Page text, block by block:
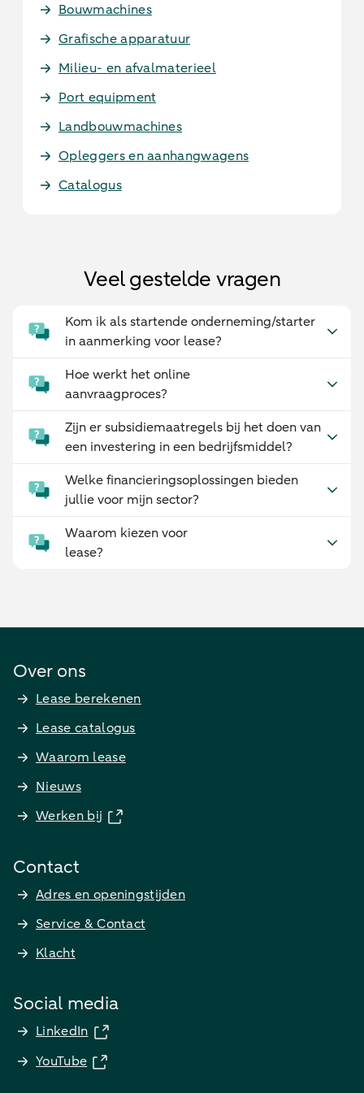
Bouwmachines
Grafische apparatuur
Milieu- en afvalmaterieel
Port equipment
Landbouwmachines
Opleggers en aanhangwagens
Catalogus
Veel gestelde vragen
Kom ik als startende onderneming/starter
in aanmerking voor lease?
Hoe werkt het online
aanvraagproces?
Zijn er subsidiemaatregels bij het doen van
een investering in een bedrijfsmiddel?
Welke financieringsoplossingen bieden
jullie voor mijn sector?
Waarom kiezen voor
lease?
Over ons
Lease berekenen
Lease catalogus
Waarom lease
Nieuws
Werken bij
Contact
Adres en openingstijden
Service & Contact
Klacht
Social media
LinkedIn
YouTube